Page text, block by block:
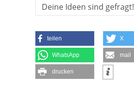
Deine Ideen sind gefragt!
teilen X
WhatsApp mail
drucken